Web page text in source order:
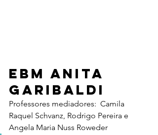
EBM Anita
Garibaldi
Professores mediadores:  Camila
Raquel Schvanz, Rodrigo Pereira e
Angela Maria Nuss Roweder